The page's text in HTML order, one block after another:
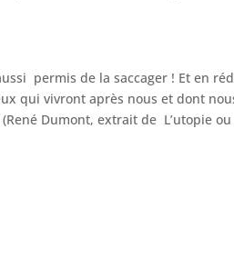
permis de la saccager ! Et en
qui vivront après nous et dont
Dumont, extrait de L’utopie ou